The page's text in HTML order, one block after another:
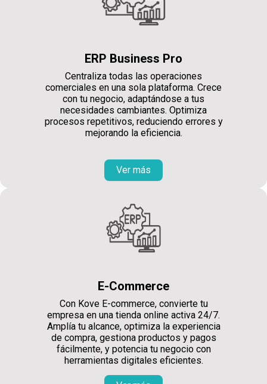
ERP Business Pro
Centraliza todas las operaciones
comerciales en una sola plataforma. Crece
con tu negocio, adaptándose a tus
necesidades cambiantes. Optimiza
procesos repetitivos, reduciendo errores y
mejorando la eficiencia.
Ver más
E-Commerce
Con Kove E-commerce, convierte tu
empresa en una tienda online activa 24/7.
Amplía tu alcance, optimiza la experiencia
de compra, gestiona productos y pagos
fácilmente, y potencia tu negocio con
herramientas digitales eficientes.